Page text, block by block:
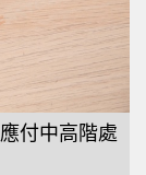
付中高階處